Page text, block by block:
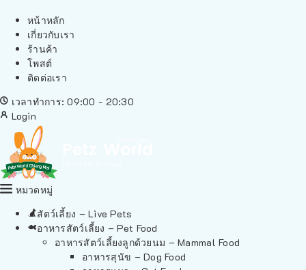
หน้าหลัก
เกี่ยวกับเรา
ร้านค้า
โพสต์
ติดต่อเรา
เวลาทำการ: 09:00 - 20:30
Login
หมวดหมู่
สัตว์เลี้ยง – Live Pets
อาหารสัตว์เลี้ยง – Pet Food
อาหารสัตว์เลี้ยงลูกด้วยนม – Mammal Food
อาหารสุนัข – Dog Food